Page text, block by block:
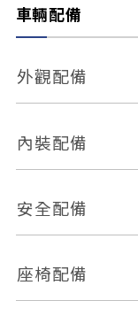
車輛配備
外觀配備
電動天窗
後視鏡方向指
內裝配備
多功能方向盤
恆溫空調
安全配備
前座正面氣囊
座椅配備